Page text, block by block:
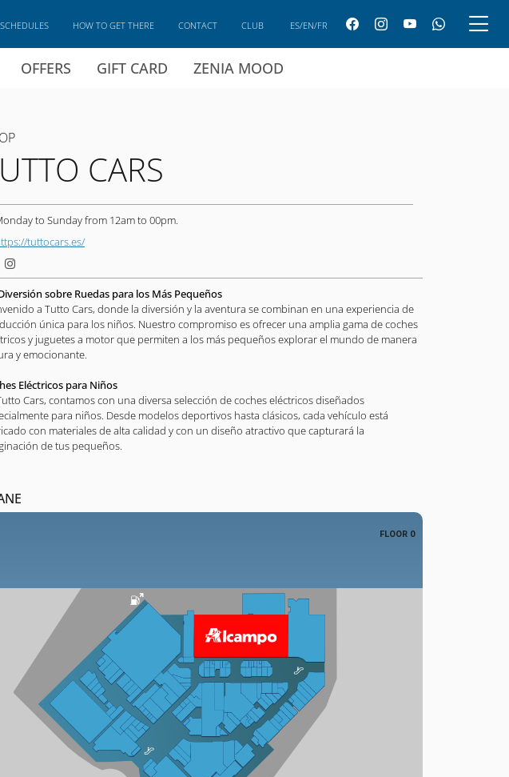
OFFERS GIFT CARD ZENIA MOOD
SCHEDULES HOW TO GET THERE CONTACT CLUB ES/EN/FR
CARS
to Sunday from 12am to 00pm.
tuttocars.es/
sobre Ruedas para los Más Pequeños
a Tutto Cars, donde la diversión y la aventura se combinan en una experiencia de
única para los niños. Nuestro compromiso es ofrecer una amplia gama de coches
y juguetes a motor que permiten a los más pequeños explorar el mundo de manera
y emocionante.
Eléctricos para Niños
Cars, contamos con una diversa selección de coches eléctricos diseñados
para niños. Desde modelos deportivos hasta clásicos, cada vehículo está
con materiales de alta calidad y con un diseño atractivo que capturará la
de tus pequeños.